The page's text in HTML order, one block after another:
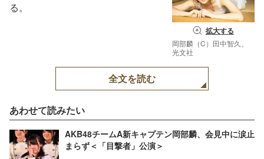
拡大する
岡部麟（C）田中智久、
光文社
る。
全文を読む
あわせて読みたい
AKB48チームA新キャプテン岡部麟、会見中に涙止
まらず＜「目撃者」公演＞